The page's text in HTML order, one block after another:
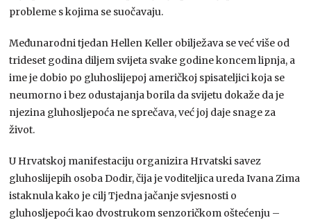
probleme s kojima se suočavaju.
Međunarodni tjedan Hellen Keller obilježava se već više od
trideset godina diljem svijeta svake godine koncem lipnja, a
ime je dobio po gluhoslijepoj američkoj spisateljici koja se
neumorno i bez odustajanja borila da svijetu dokaže da je
njezina gluhosljepoća ne sprečava, već joj daje snage za
život.
U Hrvatskoj manifestaciju organizira Hrvatski savez
gluhoslijepih osoba Dodir, čija je voditeljica ureda Ivana Zima
istaknula kako je cilj Tjedna jačanje svjesnosti o
gluhosljepoći kao dvostrukom senzoričkom oštećenju –